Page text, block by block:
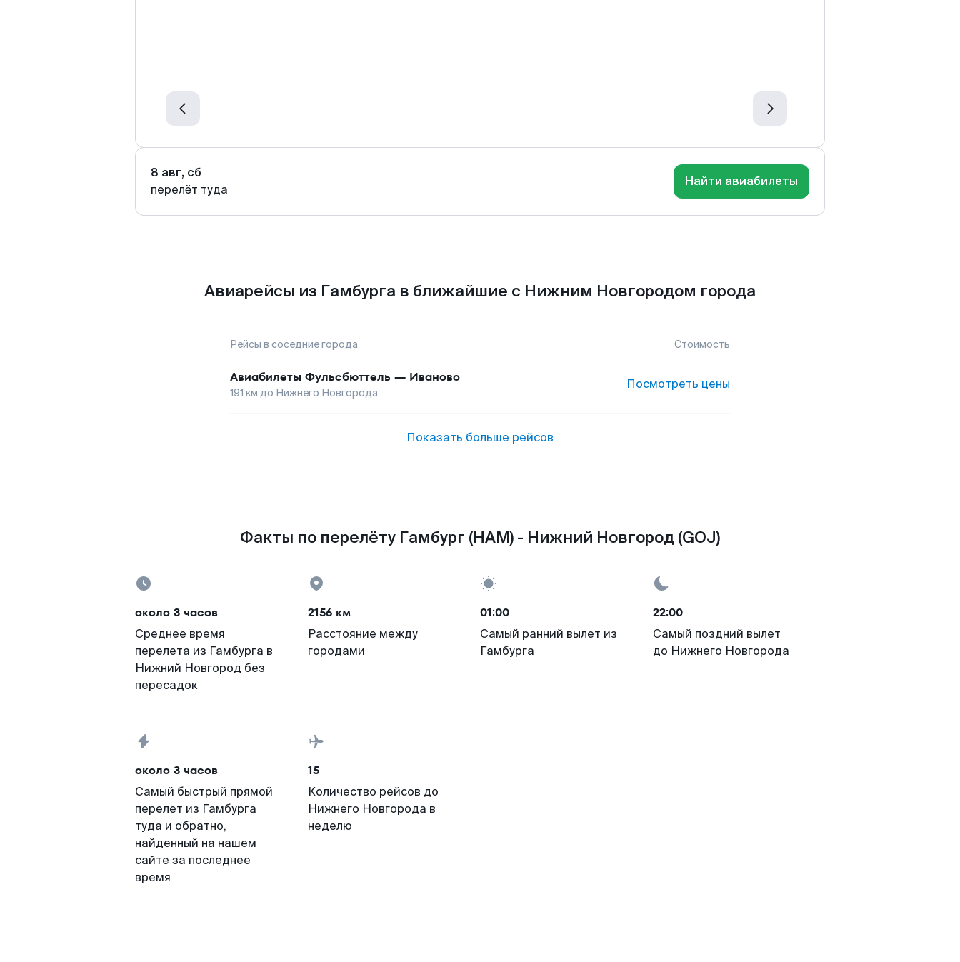
8 авг, сб
перелёт туда
Найти авиабилеты
Авиарейсы из Гамбурга в ближайшие с Нижним Новгородом города
Рейсы в соседние города Стоимость
Авиабилеты Фульсбюттель — Иваново
191 км до Нижнего Новгорода
Посмотреть цены
Показать больше рейсов
Факты по перелёту Гамбург (HAM) - Нижний Новгород (GOJ)
около 3 часов
Среднее время
перелета из Гамбурга в
Нижний Новгород без
пересадок
2156 км
Расстояние между
городами
01:00
Самый ранний вылет из
Гамбурга
22:00
Самый поздний вылет
до Нижнего Новгорода
около 3 часов
Самый быстрый прямой
перелет из Гамбурга
туда и обратно,
найденный на нашем
сайте за последнее
время
15
Количество рейсов до
Нижнего Новгорода в
неделю